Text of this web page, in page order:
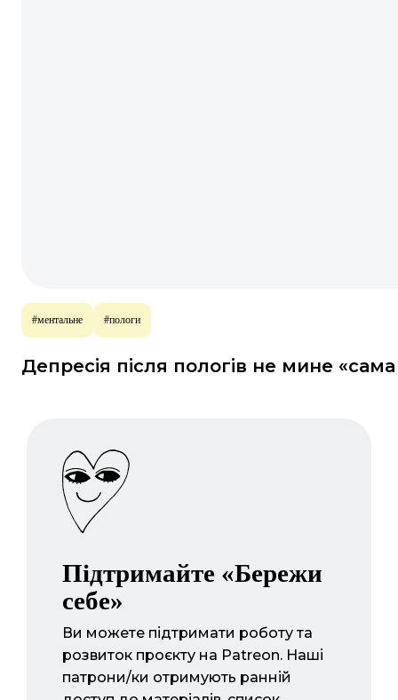
#ментальне #пологи
Депресія після пологів не мине
Підтримайте «Бережи
себе»
Ви можете підтримати роботу та
розвиток проєкту на Patreon. Наші
патрони/ки отримують ранній